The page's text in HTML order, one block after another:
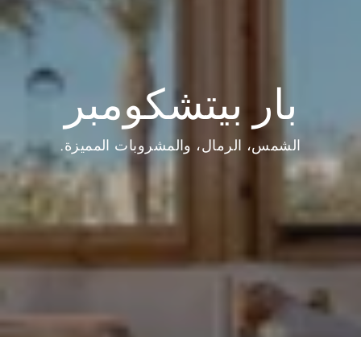
بار بيتشكومبر
الشمس، الرمال، والمشروبات المميزة.